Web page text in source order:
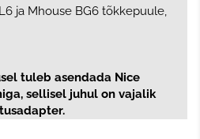
ja Mhouse BG6 tõkkepuule,
tuleb asendada Nice
sellisel juhul on vajalik